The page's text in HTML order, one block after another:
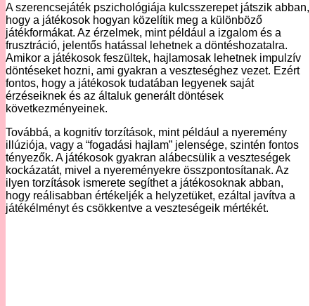
A szerencsejáték pszichológiája kulcsszerepet játszik abban,
hogy a játékosok hogyan közelítik meg a különböző
játékformákat. Az érzelmek, mint például a izgalom és a
frusztráció, jelentős hatással lehetnek a döntéshozatalra.
Amikor a játékosok feszültek, hajlamosak lehetnek impulzív
döntéseket hozni, ami gyakran a veszteséghez vezet. Ezért
fontos, hogy a játékosok tudatában legyenek saját
érzéseiknek és az általuk generált döntések
következményeinek.
Továbbá, a kognitív torzítások, mint például a nyeremény
illúziója, vagy a “fogadási hajlam” jelensége, szintén fontos
tényezők. A játékosok gyakran alábecsülik a veszteségek
kockázatát, mivel a nyereményekre összpontosítanak. Az
ilyen torzítások ismerete segíthet a játékosoknak abban,
hogy reálisabban értékeljék a helyzetüket, ezáltal javítva a
játékélményt és csökkentve a veszteségeik mértékét.